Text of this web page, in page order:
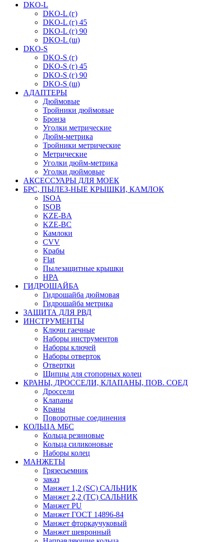
DKO-L
DKO-L (г)
DKO-L (г) 45
DKO-L (г) 90
DKO-L (ш)
DKO-S
DKO-S (г)
DKO-S (г) 45
DKO-S (г) 90
DKO-S (ш)
АДАПТЕРЫ
Дюймовые
Тройники дюймовые
Бронза
Уголки метрические
Дюйм-метрика
Тройники метрические
Метрические
Уголки дюйм-метрика
Уголки дюймовые
АКСЕССУАРЫ ДЛЯ МОЕК
БРС, ПЫЛЕЗ-НЫЕ КРЫШКИ, КАМЛОК
ISOA
ISOB
KZE-BA
KZE-BС
Камлоки
CVV
Крабы
Flat
Пылезащитные крышки
HPA
ГИДРОШАЙБА
Гидрошайба дюймовая
Гидрошайба метрика
ЗАЩИТА ДЛЯ РВД
ИНСТРУМЕНТЫ
Ключи гаечные
Наборы инструментов
Наборы ключей
Наборы отверток
Отвертки
Щипцы для стопорных колец
КРАНЫ, ДРОССЕЛИ, КЛАПАНЫ, ПОВ. СОЕД
Дроссели
Клапаны
Краны
Поворотные соединения
КОЛЬЦА МБС
Кольца резиновые
Кольца силиконовые
Наборы колец
МАНЖЕТЫ
Грязесьемник
заказ
Манжет 1,2 (SC) САЛЬНИК
Манжет 2,2 (ТС) САЛЬНИК
Манжет PU
Манжет ГОСТ 14896-84
Манжет фторкаучуковый
Манжет шевронный